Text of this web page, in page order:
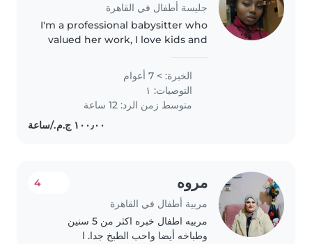
جليسة أطفال في القاهرة
I'm a professional babysitter who
valued her work, I love kids and
ready to resume work
immediately
الخبرة: > 7 أعوام
التوصيات: ١
متوسط زمن الرد: 12 ساعة
مروه
مربية أطفال في القاهرة
4
مربيه اطفال خبره اكثر من 5 سنين
وطباخه أيضا واحب الطبخ جدا. ا